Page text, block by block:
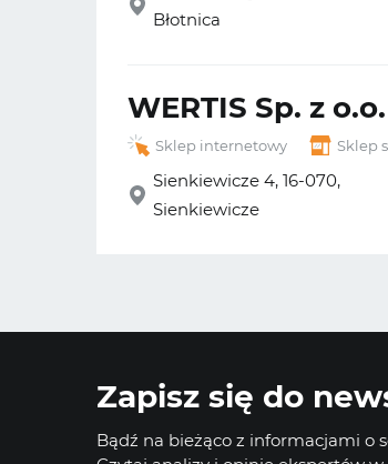
Błotnica
WERTIS Sp. z o.o.
Sklep internetowy Sklep
Sienkiewicze 4, 16-070,
Sienkiewicze
Zapisz się do
Bądź na bieżąco z informacjami o